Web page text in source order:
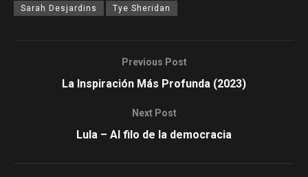
Sarah Desjardins Tye Sheridan
Previous Post
La Inspiración Más Profunda (2023)
Next Post
Lula – Al filo de la democracia